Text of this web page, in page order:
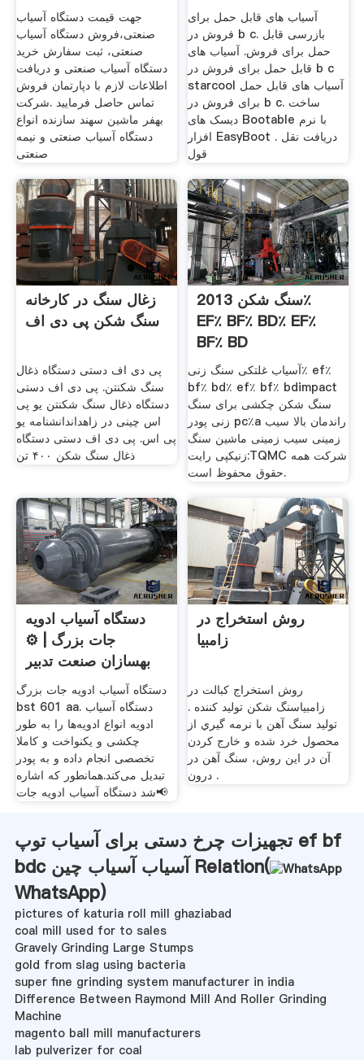
جهت قیمت دستگاه آسیاب
صنعتی،فروش دستگاه آسیاب
صنعتی، ثبت سفارش خرید
دستگاه آسیاب صنعتی و دریافت
اطلاعات لازم با دپارتمان فروش
تماس حاصل فرمایید .شرکت
بهفر ماشین سهند سازنده انواع
دستگاه آسیاب صنعتی و نیمه
صنعتی
آسیاب های قابل حمل برای
فروش در b c. بازرسی قابل
حمل برای فروش. آسیاب های
قابل حمل برای فروش در b c
starcool آسیاب های قابل حمل
برای فروش در b c. ساخت
دیسک های Bootable با نرم
افزار EasyBoot . دریافت نقل
قول
زغال سنگ در کارخانه
سنگ شکن پی دی اف
پی دی اف دستی دستگاه ذغال
سنگ شکنتن. پی دی اف دستی
دستگاه ذغال سنگ شکنتن یو پی
اس چینی در زاهداندانشنامه یو
پی اس. پی دی اف دستی دستگاه
ذغال سنگ شکن ۴۰۰ تن
سنگ شکن 2013٪
EF٪ BF٪ BD٪ EF٪
BF٪ BD
آسیاب غلتکی سنگ زنی٪ ef٪
bf٪ bd٪ ef٪ bf٪ bdimpact
سنگ شکن چکشی برای سنگ
زنی پودر pc٪a راندمان بالا سیب
زمینی سیب زمینی ماشین سنگ
زنیکپی رایت:TQMC شرکت همه
حقوق محفوظ است.
دستگاه آسیاب ادویه
جات بزرگ | ⚙️
بهسازان صنعت تدبیر
دستگاه آسیاب ادویه جات بزرگ
bst 601 aa. ️دستگاه آسیاب
ادویه انواع ادویه‌ها را به طور
چکشی و یکنواخت و کاملا
تخصصی انجام داده و به پودر
تبدیل می‌کند.همانطور که اشاره
شد دستگاه آسیاب ادویه جات📢
روش استخراج در
زامبیا
روش استخراج کبالت در
زامبیاسنگ شکن تولید کننده .
تولید سنگ آهن با نرمه گيري از
محصول خرد شده و خارج کردن
آن در اين روش، سنگ آهن در
درون .
تجهیزات چرخ دستی برای آسیاب توپ ef bf
bdc آسیاب آسیاب چین Relation(
WhatsApp)
pictures of katuria roll mill ghaziabad
coal mill used for to sales
Gravely Grinding Large Stumps
gold from slag using bacteria
super fine grinding system manufacturer in india
Difference Between Raymond Mill And Roller Grinding
Machine
magento ball mill manufacturers
lab pulverizer for coal